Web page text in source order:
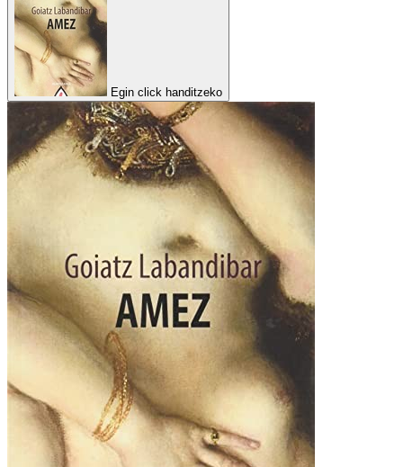
Egin click handitzeko